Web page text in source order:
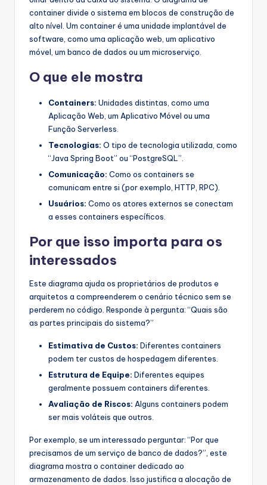
container divide o sistema em blocos de construção de
alto nível. Um container é uma unidade implantável de
software, como uma aplicação web, um aplicativo
móvel, um banco de dados ou um microserviço.
O que ele mostra
Containers: Unidades distintas, como uma
Aplicação Web, um Aplicativo Móvel ou uma
Função Serverless.
Tecnologias: O tipo de tecnologia utilizada, como
“Java Spring Boot” ou “PostgreSQL”.
Comunicação: Como os containers se
comunicam entre si (por exemplo, HTTP, RPC).
Usuários: Como os atores externos se conectam
a esses containers específicos.
Por que isso importa para os
interessados
Este diagrama ajuda os proprietários de produtos e
arquitetos a compreenderem o cenário técnico sem se
perderem no código. Responde à pergunta: “Quais são
as partes principais do sistema?”
Estimativa de Custos: Diferentes containers
podem ter custos de hospedagem diferentes.
Estrutura de Equipe: Diferentes equipes
geralmente possuem containers diferentes.
Avaliação de Riscos: Alguns containers podem
ser mais voláteis que outros.
Por exemplo, se um interessado perguntar: “Por que
precisamos de um serviço de banco de dados?”, este
diagrama mostra o container dedicado ao
armazenamento de dados. Isso justifica a alocação de